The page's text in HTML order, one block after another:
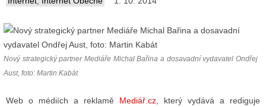
RADIA
RÁDIÍ
RÁDIÍ
VYSÍLAČE
Nový strategický partner Mediáře Michal Bařina a dosavadní vydavatel Ondřej
Aust, foto: Martin Kabát
Web o médiích a reklamě Mediář.cz , který vydává a rediguje